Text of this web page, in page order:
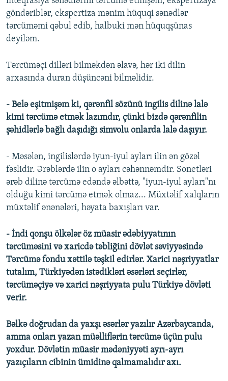
göndəriblər, ekspertiza mənim hüquqi sənədlər
tərcüməmi qəbul edib, halbuki mən hüquqşünas
deyiləm.
Tərcüməçi dilləri bilməkdən əlavə, hər iki dilin
arxasında duran düşüncəni bilməlidir.
- Belə eşitmişəm ki, qərənfil sözünü ingilis dilinə lalə
kimi tərcümə etmək lazımdır, çünki bizdə qərənfilin
şəhidlərlə bağlı daşıdığı simvolu onlarda lalə daşıyır.
- Məsələn, ingilislərdə iyun-iyul ayları ilin ən gözəl
fəslidir. Ərəblərdə ilin o ayları cəhənnəmdir. Sonetləri
ərəb dilinə tərcümə edəndə əlbəttə, "iyun-iyul ayları"nı
olduğu kimi tərcümə etmək olmaz... Müxtəlif xalqların
müxtəlif ənənələri, həyata baxışları var.
- İndi qonşu ölkələr öz müasir ədəbiyyatının
tərcüməsini və xaricdə təbliğini dövlət səviyyəsində
Tərcümə fondu xəttilə təşkil edirlər. Xarici nəşriyyatlar
tutalım, Türkiyədən istədikləri əsərləri seçirlər,
tərcüməçiyə və xarici nəşriyyata pulu Türkiyə dövləti
verir.
Bəlkə doğrudan da yaxşı əsərlər yazılır Azərbaycanda,
amma onları yazan müəlliflərin tərcümə üçün pulu
yoxdur. Dövlətin müasir mədəniyyəti ayrı-ayrı
yazıçıların cibinin ümidinə qalmamalıdır axı.